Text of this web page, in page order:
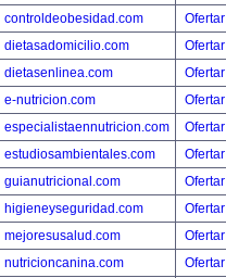
controldeobesidad.com
dietasadomicilio.com
dietasenlinea.com
e-nutricion.com
especialistaennutricion.com
estudiosambientales.com
guianutricional.com
higieneyseguridad.com
mejoresusalud.com
nutricioncanina.com